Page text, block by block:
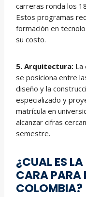
carreras ronda los
Estos programas
formación en
su costo.
5. Arquitectura: La
se posiciona entre
diseño y la
especializado y
matrícula en
alcanzar cifras
semestre.
¿CUAL ES
CARA PARA
COLOMBIA?